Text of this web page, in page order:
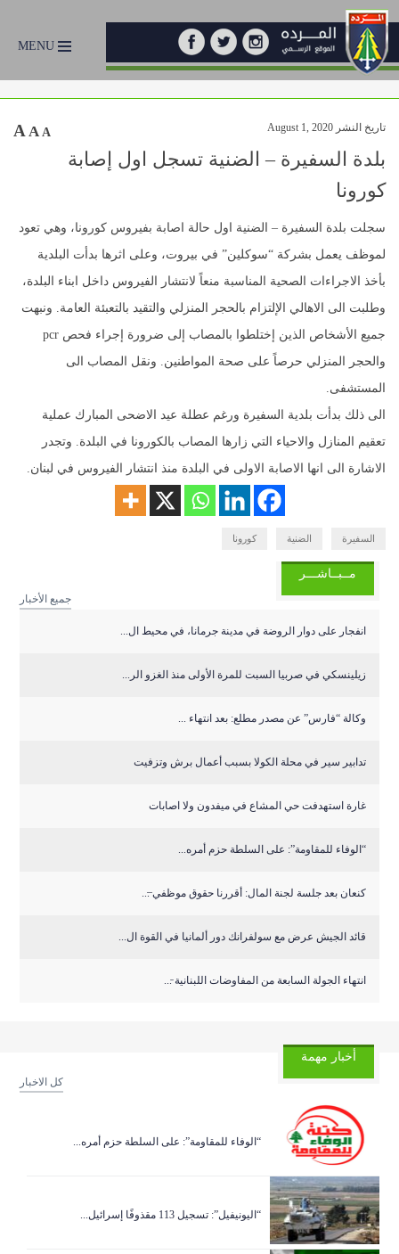
MENU
تاريخ النشر August 1, 2020 A A A
بلدة السفيرة – الضنية تسجل اول إصابة
كورونا
سجلت بلدة السفيرة – الضنية اول حالة اصابة بفيروس كورونا، وهي تعود
لموظف يعمل بشركة “سوكلين” في بيروت، وعلى اثرها بدأت البلدية
بأخذ الاجراءات الصحية المناسبة منعاً لانتشار الفيروس داخل ابناء البلدة،
وطلبت الى الاهالي الإلتزام بالحجر المنزلي والتقيد بالتعبئة العامة. ونبهت
جميع الأشخاص الذين إختلطوا بالمصاب إلى ضرورة إجراء فحص pcr
والحجر المنزلي حرصاً على صحة المواطنين. ونقل المصاب الى
المستشفى.
الى ذلك بدأت بلدية السفيرة ورغم عطلة عيد الاضحى المبارك عملية
تعقيم المنازل والاحياء التي زارها المصاب بالكورونا في البلدة. وتجدر
الاشارة الى انها الاصابة الاولى في البلدة منذ انتشار الفيروس في لبنان.
السفيرة الضنية كورونا
مــبــاشـــر
جميع الأخبار
انفجار على دوار الروضة في مدينة جرمانا، في محيط ال...
زيلينسكي في صربيا السبت للمرة الأولى منذ الغزو الر...
وكالة “فارس” عن مصدر مطلع: بعد انتهاء ...
تدابير سير في محلة الكولا بسبب أعمال برش وتزفيت
غارة استهدفت حي المشاع في ميفدون ولا اصابات
“الوفاء للمقاومة”: على السلطة حزم أمره...
كنعان بعد جلسة لجنة المال: أقررنا حقوق موظفي ̶...
قائد الجيش عرض مع سولفرانك دور ألمانيا في القوة ال...
انتهاء الجولة السابعة من المفاوضات اللبنانية ̵...
أخبار مهمة
كل الاخبار
“الوفاء للمقاومة”: على السلطة حزم أمره...
“اليونيفيل”: تسجيل 113 مقذوفًا إسرائيل...